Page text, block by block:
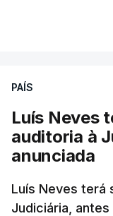
PAÍS
Luís Neves
auditoria à
anunciada
Luís Neves terá
Judiciária,